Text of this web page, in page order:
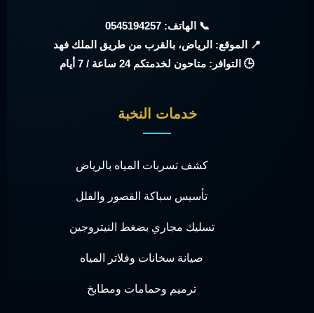
📞 الهاتف: 0545194257
📍 الموقع: الرياض، بالقرب من طريق الملك فهد
🕒 التوافر: متاحون لخدمتكم 24 ساعة / 7 أيام
خدمات النخبة
كشف تسربات المياه بالرياض
تأسيس سباكة القصور والفلل
تسليك مجاري بضغط النيتروجين
صيانة سخانات وفلاتر المياه
ترميم وحمامات ومطابخ